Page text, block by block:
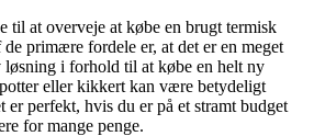
til at overveje at købe en brugt termisk
primære fordele er, at det er en meget
i forhold til at købe en helt ny
eller kikkert kan være betydeligt
perfekt, hvis du er på et stramt budget
for mange penge.